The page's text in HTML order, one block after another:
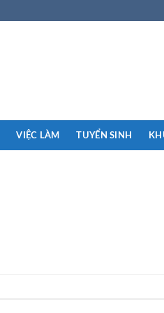
VIỆC LÀM TUYỂN SINH